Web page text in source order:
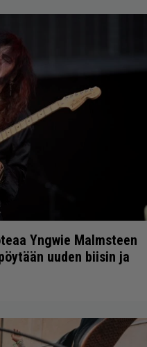
Yngwie Malmsteen
uuden biisin ja